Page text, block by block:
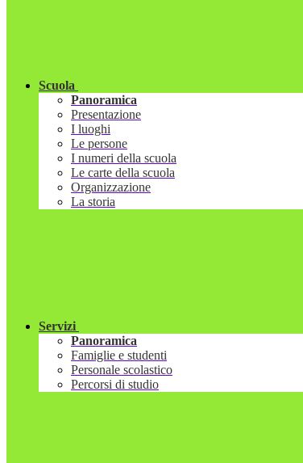
Scuola
Panoramica
Presentazione
I luoghi
Le persone
I numeri della scuola
Le carte della scuola
Organizzazione
La storia
Servizi
Panoramica
Famiglie e studenti
Personale scolastico
Percorsi di studio